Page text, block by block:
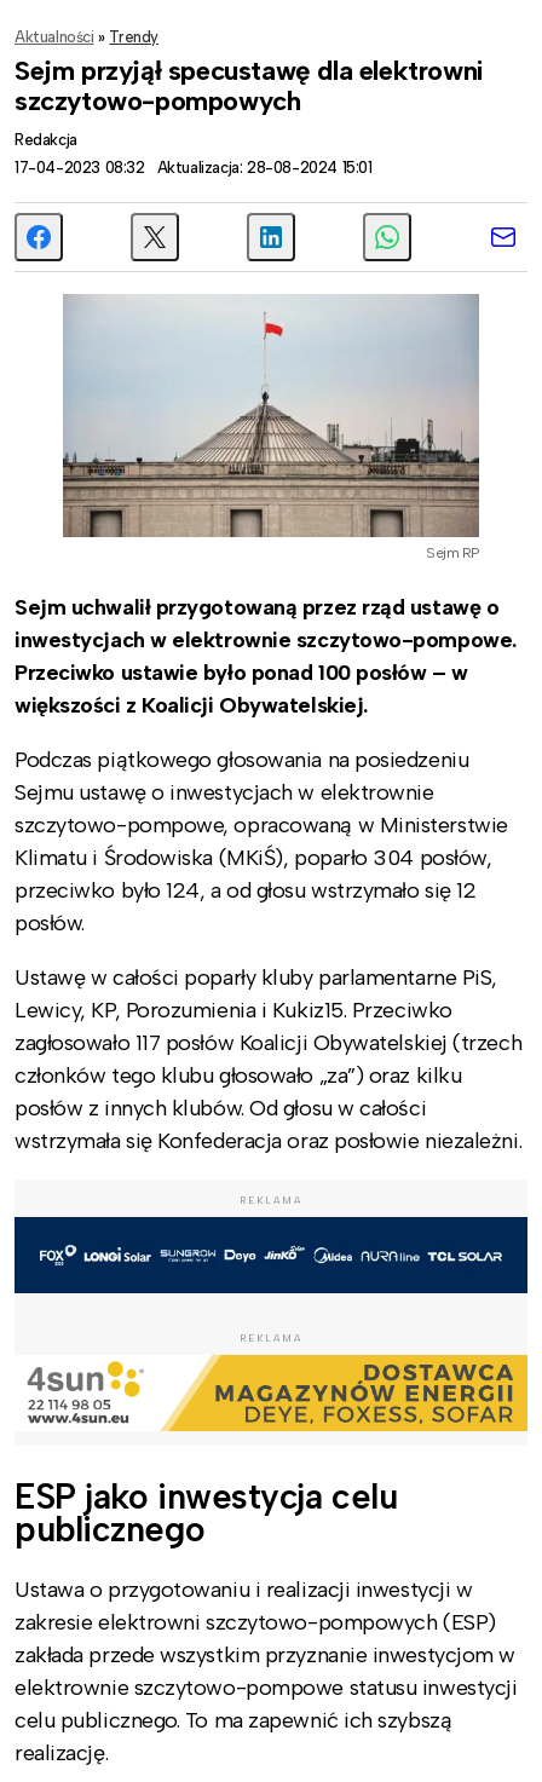
Aktualności » Trendy
Sejm przyjął specustawę dla elektrowni
szczytowo-pompowych
Redakcja
17-04-2023 08:32
Aktualizacja: 28-08-2024 15:01
Sejm RP
Sejm uchwalił przygotowaną przez rząd ustawę o
inwestycjach w elektrownie szczytowo-pompowe.
Przeciwko ustawie było ponad 100 posłów – w
większości z Koalicji Obywatelskiej.
Podczas piątkowego głosowania na posiedzeniu
Sejmu ustawę o inwestycjach w elektrownie
szczytowo-pompowe, opracowaną w Ministerstwie
Klimatu i Środowiska (MKiŚ), poparło 304 posłów,
przeciwko było 124, a od głosu wstrzymało się 12
posłów.
Ustawę w całości poparły kluby parlamentarne PiS,
Lewicy, KP, Porozumienia i Kukiz15. Przeciwko
zagłosowało 117 posłów Koalicji Obywatelskiej (trzech
członków tego klubu głosowało „za”) oraz kilku
posłów z innych klubów. Od głosu w całości
wstrzymała się Konfederacja oraz posłowie niezależni.
REKLAMA
REKLAMA
ESP jako inwestycja celu
publicznego
Ustawa o przygotowaniu i realizacji inwestycji w
zakresie elektrowni szczytowo-pompowych (ESP)
zakłada przede wszystkim przyznanie inwestycjom w
elektrownie szczytowo-pompowe statusu inwestycji
celu publicznego. To ma zapewnić ich szybszą
realizację.